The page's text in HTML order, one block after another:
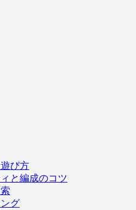
び方
と編成のコツ
グ